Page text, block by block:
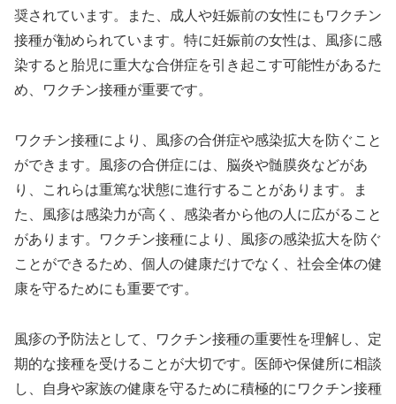
奨されています。また、成人や妊娠前の女性にもワクチン
接種が勧められています。特に妊娠前の女性は、風疹に感
染すると胎児に重大な合併症を引き起こす可能性があるた
め、ワクチン接種が重要です。
ワクチン接種により、風疹の合併症や感染拡大を防ぐこと
ができます。風疹の合併症には、脳炎や髄膜炎などがあ
り、これらは重篤な状態に進行することがあります。ま
た、風疹は感染力が高く、感染者から他の人に広がること
があります。ワクチン接種により、風疹の感染拡大を防ぐ
ことができるため、個人の健康だけでなく、社会全体の健
康を守るためにも重要です。
風疹の予防法として、ワクチン接種の重要性を理解し、定
期的な接種を受けることが大切です。医師や保健所に相談
し、自身や家族の健康を守るために積極的にワクチン接種